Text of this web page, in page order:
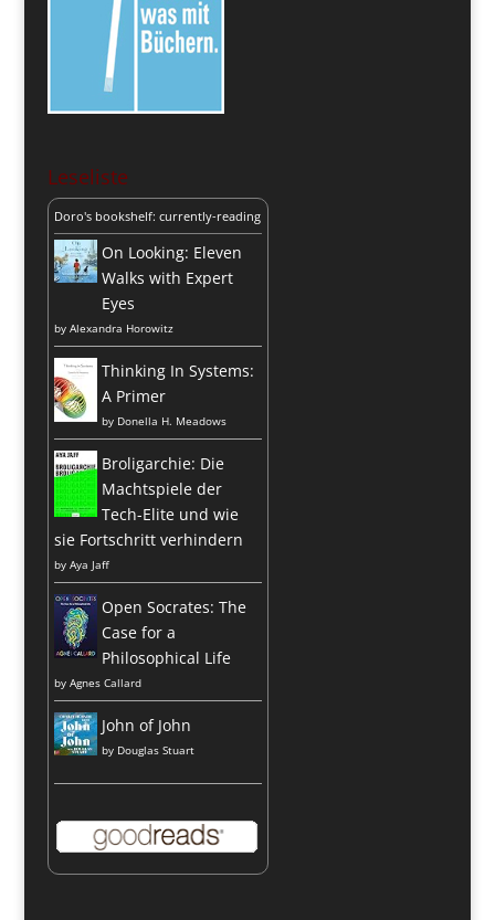
Leseliste
Doro's bookshelf: currently-reading
On Looking: Eleven
Walks with Expert
Eyes
by Alexandra Horowitz
Thinking In Systems:
A Primer
by Donella H. Meadows
Broligarchie: Die
Machtspiele der
Tech-Elite und wie
sie Fortschritt verhindern
by Aya Jaff
Open Socrates: The
Case for a
Philosophical Life
by Agnes Callard
John of John
by Douglas Stuart